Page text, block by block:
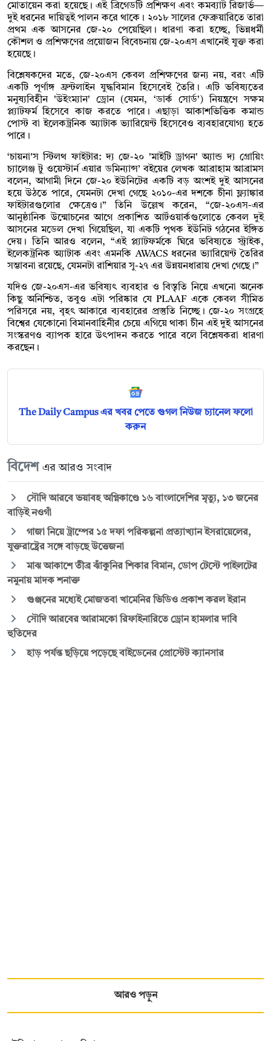
মোতায়েন করা হয়েছে। এই ব্রিগেডটি প্রশিক্ষণ এবং কমব্যাট রিজার্ভ—
দুই ধরনের দায়িত্বই পালন করে থাকে। ২০১৮ সালের ফেব্রুয়ারিতে তারা
প্রথম এক আসনের জে-২০ পেয়েছিল। ধারণা করা হচ্ছে, ভিন্নধর্মী
কৌশল ও প্রশিক্ষণের প্রয়োজন বিবেচনায় জে-২০এস এখানেই যুক্ত করা
হয়েছে।
বিশ্লেষকদের মতে, জে-২০এস কেবল প্রশিক্ষণের জন্য নয়, বরং এটি
একটি পূর্ণাঙ্গ ফ্রন্টলাইন যুদ্ধবিমান হিসেবেই তৈরি। এটি ভবিষ্যতের
মনুষ্যবিহীন 'উইংম্যান' ড্রোন (যেমন, ‘ডার্ক সোর্ড’) নিয়ন্ত্রণে সক্ষম
প্ল্যাটফর্ম হিসেবে কাজ করতে পারে। এছাড়া আকাশভিত্তিক কমান্ড
পোস্ট বা ইলেকট্রনিক অ্যাটাক ভ্যারিয়েন্ট হিসেবেও ব্যবহারযোগ্য হতে
পারে।
‘চায়না'স স্টিলথ ফাইটার: দ্য জে-২০ 'মাইটি ড্রাগন' অ্যান্ড দ্য গ্রোয়িং
চ্যালেঞ্জ টু ওয়েস্টার্ন এয়ার ডমিন্যান্স’ বইয়ের লেখক আব্রাহাম আব্রামস
বলেন, আগামী দিনে জে-২০ ইউনিটের একটি বড় অংশই দুই আসনের
হয়ে উঠতে পারে, যেমনটা দেখা গেছে ২০১০-এর দশকে চীনা ফ্ল্যাঙ্কার
ফাইটারগুলোর ক্ষেত্রেও।” তিনি উল্লেখ করেন, “জে-২০এস-এর
আনুষ্ঠানিক উন্মোচনের আগে প্রকাশিত আর্টওয়ার্কগুলোতে কেবল দুই
আসনের মডেল দেখা গিয়েছিল, যা একটি পৃথক ইউনিট গঠনের ইঙ্গিত
দেয়। তিনি আরও বলেন, “এই প্ল্যাটফর্মকে ঘিরে ভবিষ্যতে স্ট্রাইক,
ইলেকট্রনিক অ্যাটাক এবং এমনকি AWACS ধরনের ভ্যারিয়েন্ট তৈরির
সম্ভাবনা রয়েছে, যেমনটা রাশিয়ার সু-২৭ এর উন্নয়নধারায় দেখা গেছে।”
যদিও জে-২০এস-এর ভবিষ্যৎ ব্যবহার ও বিস্তৃতি নিয়ে এখনো অনেক
কিছু অনিশ্চিত, তবুও এটা পরিষ্কার যে PLAAF একে কেবল সীমিত
পরিসরে নয়, বৃহৎ আকারে ব্যবহারের প্রস্তুতি নিচ্ছে। জে-২০ সংগ্রহে
বিশ্বের যেকোনো বিমানবাহিনীর চেয়ে এগিয়ে থাকা চীন এই দুই আসনের
সংস্করণও ব্যাপক হারে উৎপাদন করতে পারে বলে বিশ্লেষকরা ধারণা
করছেন।
The Daily Campus এর খবর পেতে গুগল নিউজ চ্যানেল ফলো
করুন
বিদেশ এর আরও সংবাদ
সৌদি আরবে ভয়াবহ অগ্নিকাণ্ডে ১৬ বাংলাদেশির মৃত্যু, ১৩ জনের
বাড়িই নওগাঁ
গাজা নিয়ে ট্রাম্পের ১৫ দফা পরিকল্পনা প্রত্যাখ্যান ইসরায়েলের,
যুক্তরাষ্ট্রের সঙ্গে বাড়ছে উত্তেজনা
মাঝ আকাশে তীব্র ঝাঁকুনির শিকার বিমান, ডোপ টেস্টে পাইলটের
নমুনায় মাদক শনাক্ত
গুঞ্জনের মধ্যেই মোজতবা খামেনির ভিডিও প্রকাশ করল ইরান
সৌদি আরবের আরামকো রিফাইনারিতে ড্রোন হামলার দাবি
হুতিদের
হাড় পর্যন্ত ছড়িয়ে পড়েছে বাইডেনের প্রোস্টেট ক্যানসার
আরও পড়ুন